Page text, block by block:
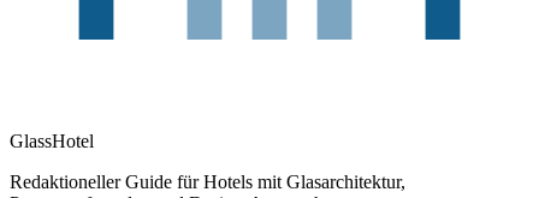
GlassHotel
Redaktioneller Guide für Hotels mit Glasarchitektur,